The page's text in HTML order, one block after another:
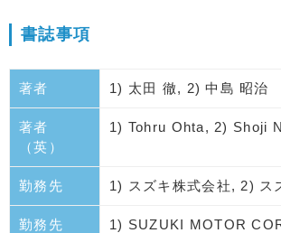
書誌事項
著者 1) 太田 徹, 2) 中島 昭治
著者
（英）
1) Tohru Ohta, 2) Shoji
勤務先 1) スズキ株式会社, 2) ス
勤務先
1) SUZUKI MOTOR